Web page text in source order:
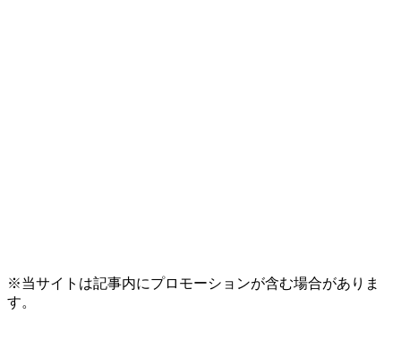
※当サイトは記事内にプロモーションが含む場合がありま
す。